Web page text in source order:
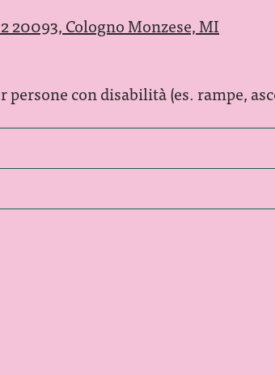
20093, Cologno Monzese, MI
con disabilità (es. rampe,